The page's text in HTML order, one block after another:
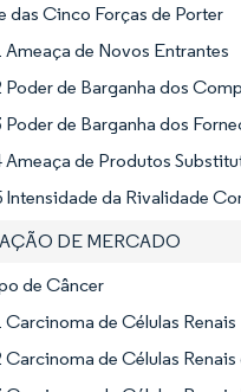
das Cinco Forças de Porter
Ameaça de Novos Entrantes
Poder de Barganha dos
Poder de Barganha dos
Ameaça de Produtos
Intensidade da Rivalidade
DE MERCADO
de Câncer
Carcinoma de Células Renais
Carcinoma de Células